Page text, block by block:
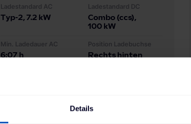
Details
Ladestandard AC
Typ-2, 7.2 kW
Ladestandard DC
Combo (ccs),
100 kW
Min. Ladedauer AC
6:07 h
Position Ladebuchse
Rechts hinten